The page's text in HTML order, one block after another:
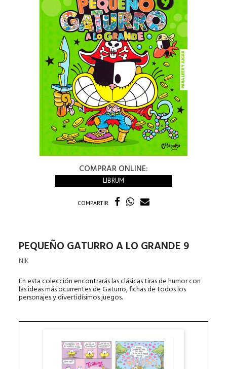
COMPRAR ONLINE:
LIBRUM
COMPARTIR
PEQUEÑO GATURRO A LO GRANDE 9
NIK
En esta colección encontrarás las clásicas tiras de humor con
las ideas más ocurrentes de Gaturro, fichas de todos los
personajes y divertidísimos juegos.